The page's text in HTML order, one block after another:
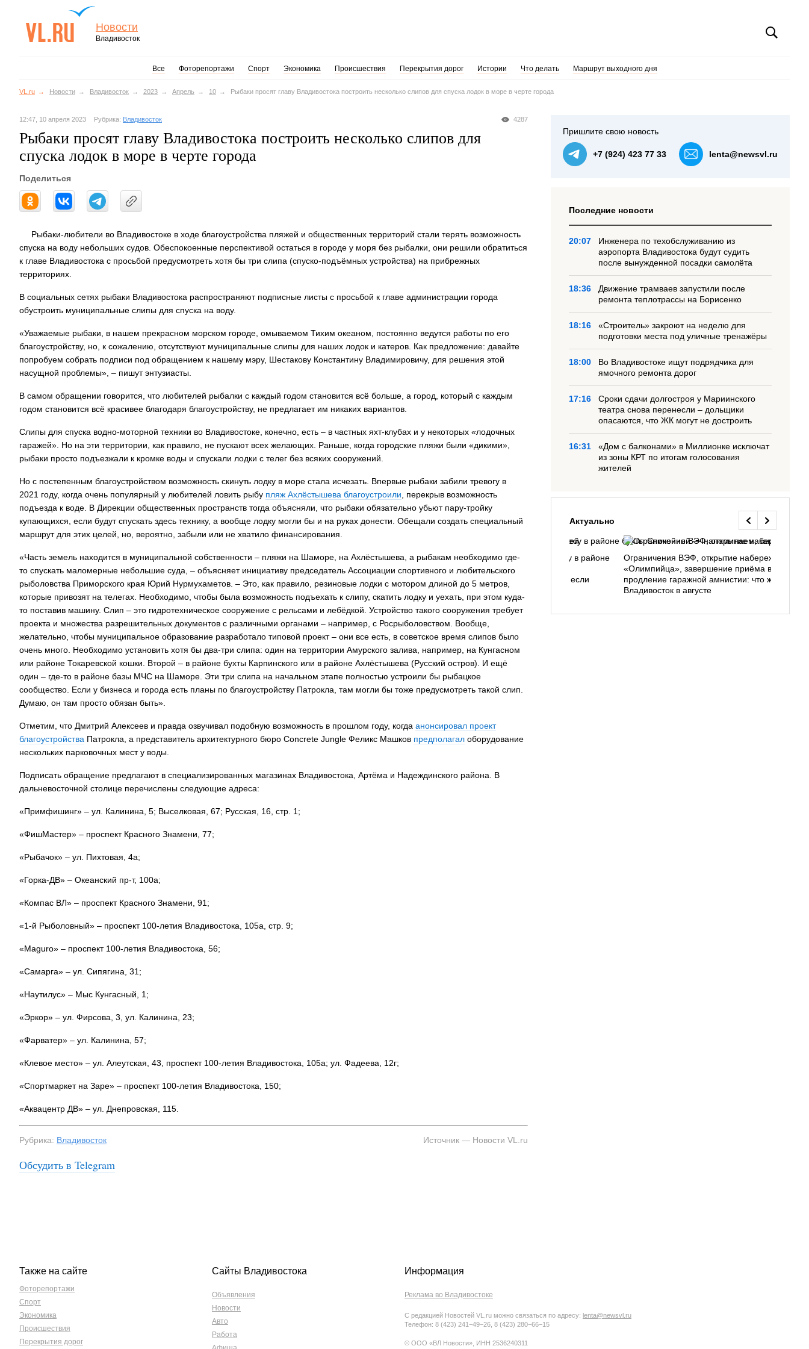
Новости
Владивосток
Все Фоторепортажи Спорт Экономика Происшествия Перекрытия дорог Истории Что делать Маршрут выходного дня
VL.ru Новости Владивосток 2023 Апрель 10 Рыбаки просят главу Владивостока построить несколько слипов для спуска лодок в море в черте города
4287
12:47, 10 апреля 2023 Рубрика: Владивосток
Рыбаки просят главу Владивостока построить несколько слипов для
спуска лодок в море в черте города
Поделиться
Рыбаки-любители во Владивостоке в ходе благоустройства пляжей и общественных территорий стали терять возможность
спуска на воду небольших судов. Обеспокоенные перспективой остаться в городе у моря без рыбалки, они решили обратиться
к главе Владивостока с просьбой предусмотреть хотя бы три слипа (спуско-подъёмных устройства) на прибрежных
территориях.
В социальных сетях рыбаки Владивостока распространяют подписные листы с просьбой к главе администрации города
обустроить муниципальные слипы для спуска на воду.
«Уважаемые рыбаки, в нашем прекрасном морском городе, омываемом Тихим океаном, постоянно ведутся работы по его
благоустройству, но, к сожалению, отсутствуют муниципальные слипы для наших лодок и катеров. Как предложение: давайте
попробуем собрать подписи под обращением к нашему мэру, Шестакову Константину Владимировичу, для решения этой
насущной проблемы», – пишут энтузиасты.
В самом обращении говорится, что любителей рыбалки с каждый годом становится всё больше, а город, который с каждым
годом становится всё красивее благодаря благоустройству, не предлагает им никаких вариантов.
Слипы для спуска водно-моторной техники во Владивостоке, конечно, есть – в частных яхт-клубах и у некоторых «лодочных
гаражей». Но на эти территории, как правило, не пускают всех желающих. Раньше, когда городские пляжи были «дикими»,
рыбаки просто подъезжали к кромке воды и спускали лодки с телег без всяких сооружений.
Но с постепенным благоустройством возможность скинуть лодку в море стала исчезать. Впервые рыбаки забили тревогу в
2021 году, когда очень популярный у любителей ловить рыбу пляж Ахлёстышева благоустроили , перекрыв возможность
подъезда к воде. В Дирекции общественных пространств тогда объясняли, что рыбаки обязательно убьют пару-тройку
купающихся, если будут спускать здесь технику, а вообще лодку могли бы и на руках донести. Обещали создать специальный
маршрут для этих целей, но, вероятно, забыли или не хватило финансирования.
«Часть земель находится в муниципальной собственности – пляжи на Шаморе, на Ахлёстышева, а рыбакам необходимо где-
то спускать маломерные небольшие суда, – объясняет инициативу председатель Ассоциации спортивного и любительского
рыболовства Приморского края Юрий Нурмухаметов. – Это, как правило, резиновые лодки с мотором длиной до 5 метров,
которые привозят на телегах. Необходимо, чтобы была возможность подъехать к слипу, скатить лодку и уехать, при этом куда-
то поставив машину. Слип – это гидротехническое сооружение с рельсами и лебёдкой. Устройство такого сооружения требует
проекта и множества разрешительных документов с различными органами – например, с Росрыболовством. Вообще,
желательно, чтобы муниципальное образование разработало типовой проект – они все есть, в советское время слипов было
очень много. Необходимо установить хотя бы два-три слипа: один на территории Амурского залива, например, на Кунгасном
или районе Токаревской кошки. Второй – в районе бухты Карпинского или в районе Ахлёстышева (Русский остров). И ещё
один – где-то в районе базы МЧС на Шаморе. Эти три слипа на начальном этапе полностью устроили бы рыбацкое
сообщество. Если у бизнеса и города есть планы по благоустройству Патрокла, там могли бы тоже предусмотреть такой слип.
Думаю, он там просто обязан быть».
Отметим, что Дмитрий Алексеев и правда озвучивал подобную возможность в прошлом году, когда анонсировал проект
благоустройства Патрокла, а представитель архитектурного бюро Concrete Jungle Феликс Машков предполагал оборудование
нескольких парковочных мест у воды.
Подписать обращение предлагают в специализированных магазинах Владивостока, Артёма и Надеждинского района. В
дальневосточной столице перечислены следующие адреса:
«Примфишинг» – ул. Калинина, 5; Выселковая, 67; Русская, 16, стр. 1;
«ФишМастер» – проспект Красного Знамени, 77;
«Рыбачок» – ул. Пихтовая, 4а;
«Горка-ДВ» – Океанский пр-т, 100а;
«Компас ВЛ» – проспект Красного Знамени, 91;
«1-й Рыболовный» – проспект 100-летия Владивостока, 105а, стр. 9;
«Maguro» – проспект 100-летия Владивостока, 56;
«Самарга» – ул. Сипягина, 31;
«Наутилус» – Мыс Кунгасный, 1;
«Эркор» – ул. Фирсова, 3, ул. Калинина, 23;
«Фарватер» – ул. Калинина, 57;
«Клевое место» – ул. Алеутская, 43, проспект 100-летия Владивостока, 105а; ул. Фадеева, 12г;
«Спортмаркет на Заре» – проспект 100-летия Владивостока, 150;
«Аквацентр ДВ» – ул. Днепровская, 115.
Рубрика: Владивосток Источник — Новости VL.ru
Обсудить в Telegram
Пришлите свою новость
+7 (924) 423 77 33 lenta@newsvl.ru
Последние новости
20:07
Инженера по техобслуживанию из
аэропорта Владивостока будут судить
после вынужденной посадки самолёта
18:36
Движение трамваев запустили после
ремонта теплотрассы на Борисенко
18:16
«Строитель» закроют на неделю для
подготовки места под уличные тренажёры
18:00
Во Владивостоке ищут подрядчика для
ямочного ремонта дорог
17:16
Сроки сдачи долгостроя у Мариинского
театра снова перенесли – дольщики
опасаются, что ЖК могут не достроить
16:31
«Дом с балконами» в Миллионке исключат
из зоны КРТ по итогам голосования
жителей
Актуально
На заправках Владивостока снова подорожало
топливо – рост от 26 копеек до 17 рублей
Семья с ребёнком заблудилась в лесу в районе
бухты Спокойной — напоминаем, как
подготовиться к походу, и что делать, если
заблудился
Ограничения ВЭФ, открытие набережной у
«Олимпийца», завершение приёма в вузы,
продление гаражной амнистии: что ждёт
Владивосток в августе
Также на сайте
Фоторепортажи
Спорт
Экономика
Происшествия
Перекрытия дорог
Сайты Владивостока
Объявления
Новости
Авто
Работа
Информация
Реклама во Владивостоке
С редакцией Новостей VL.ru можно связаться по адресу: lenta@newsvl.ru
Телефон: 8 (423) 241−49−26, 8 (423) 280−66−15
© ООО «ВЛ Новости», ИНН 2536240311